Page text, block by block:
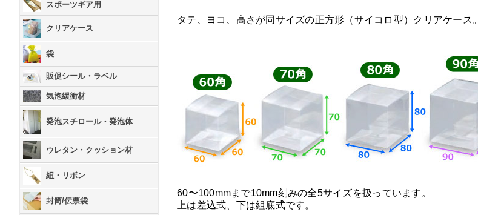
スポーツギア用
クリアケース
袋
販促シール・ラベル
気泡緩衝材
発泡スチロール・発泡体
ウレタン・クッション材
紐・リボン
封筒/伝票袋
タテ、ヨコ、高さが同サイズの正方形（サイコロ型）クリアケース。
60〜100mmまで10mm刻みの全5サイズを扱っています。
上は差込式、下は組底式です。